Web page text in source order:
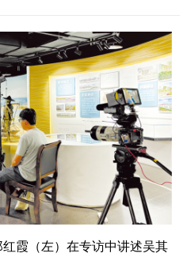
霞（左）在专访中讲述吴其